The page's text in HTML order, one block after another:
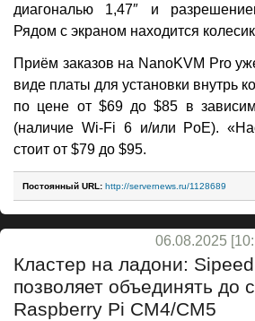
диагональю 1,47″ и
Рядом с экраном находится
Приём заказов на NanoKVM Pro
виде платы для установки внутрь
по цене от $69 до $85 в
(наличие Wi-Fi 6 и/или PoE).
стоит от $79 до $95.
Постоянный URL: http://servernews.ru/1128689
06.08.2025
Кластер на ладони:
позволяет объединять до
Raspberry Pi CM4/CM5